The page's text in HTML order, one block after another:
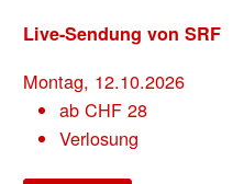
Live-Sendung von SRF
Montag, 12.10.2026
ab CHF28
Verlosung